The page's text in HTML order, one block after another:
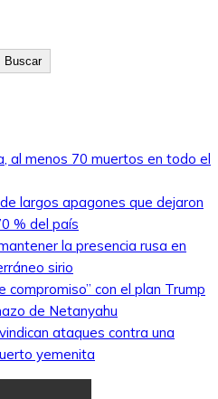
Buscar
al menos 70 muertos en todo el
largos apagones que dejaron
% del país
la presencia rusa en
sirio
compromiso” con el plan Trump
de Netanyahu
ataques contra una
yemenita